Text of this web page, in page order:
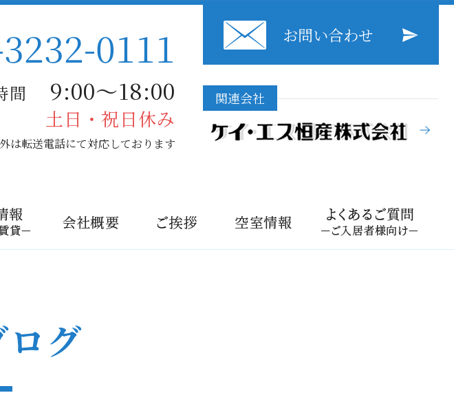
0111
間 9:00〜18:00
土日・祝日休み
は転送電話にて対応しております
お問い合わせ
関連会社
グ